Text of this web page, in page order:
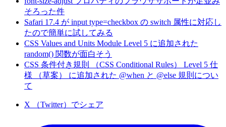
そろった件
Safari 17.4 が input type=checkbox の switch 属性に対応し
たので簡単に試してみる
CSS Values and Units Module Level 5 に追加された
random() 関数が面白そう
CSS 条件付き規則 （CSS Conditional Rules） Level 5 仕
様 （草案） に追加された @when と @else 規則につい
て
X （Twitter）でシェア